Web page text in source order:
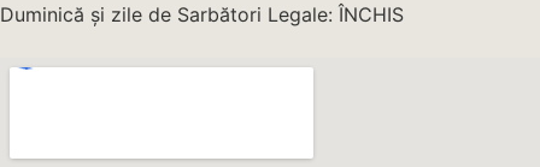
Duminică și zile de Sarbători Legale: ÎNCHIS